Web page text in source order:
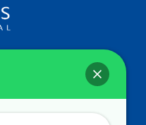
Ala C – Gabinete